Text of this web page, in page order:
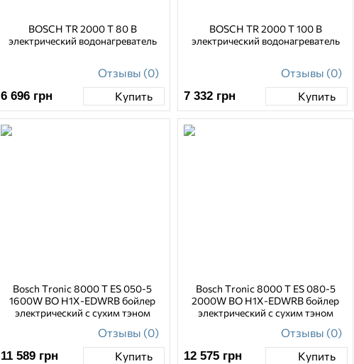
BOSCH TR 2000 T 80 B
электрический водонагреватель
Отзывы (0)
6 696 грн Купить
BOSCH TR 2000 T 100 B
электрический водонагреватель
Отзывы (0)
7 332 грн Купить
Bosch Tronic 8000 T ES 050-5
1600W BO H1X-EDWRB бойлер
электрический с сухим тэном
Отзывы (0)
11 589 грн Купить
Bosch Tronic 8000 T ES 080-5
2000W BO H1X-EDWRB бойлер
электрический с сухим тэном
Отзывы (0)
12 575 грн Купить